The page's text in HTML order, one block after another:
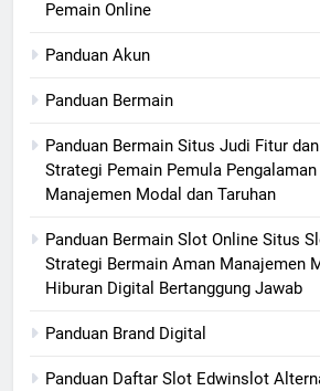
Pemain Online
Panduan Akun
Panduan Bermain
Panduan Bermain Situs Judi Fitur
Strategi Pemain Pemula
Manajemen Modal dan Taruhan
Panduan Bermain Slot Online Situs
Strategi Bermain Aman Manajemen
Hiburan Digital Bertanggung Jawab
Panduan Brand Digital
Panduan Daftar Slot Edwinslot